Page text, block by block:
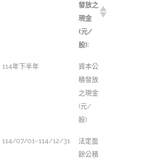
發放之
現金
(元/
股):
114年下半年
資本公
積發放
之現金
(元/
股):
114/07/01~114/12/31
法定盈
餘公積